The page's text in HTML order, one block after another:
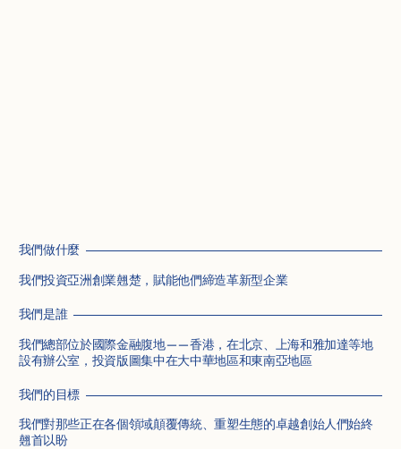
我們做什麼
我們投資亞洲創業翹楚，賦能他們締造革新型企業
我們是誰
我們總部位於國際金融腹地——香港，在北京、上海和雅加達等地
設有辦公室，投資版圖集中在大中華地區和東南亞地區
我們的目標
我們對那些正在各個領域顛覆傳統、重塑生態的卓越創始人們始終
翹首以盼